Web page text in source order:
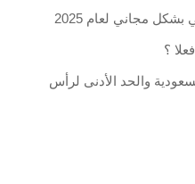
بشكل مجاني لعام 2025
؟
والحد الأدنى لرأس